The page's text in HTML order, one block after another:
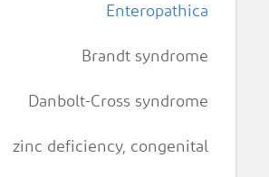
Enteropathica
Brandt syndrome
Danbolt-Cross syndrome
zinc deficiency, congenital